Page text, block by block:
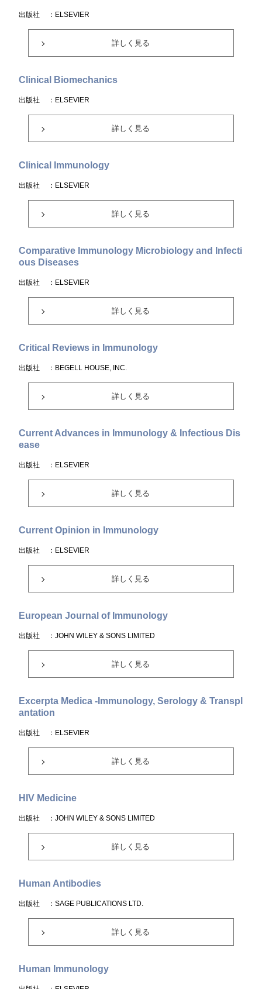
出版社 ：ELSEVIER
詳しく見る
Clinical Biomechanics
出版社 ：ELSEVIER
詳しく見る
Clinical Immunology
出版社 ：ELSEVIER
詳しく見る
Comparative Immunology Microbiology and Infecti
ous Diseases
出版社 ：ELSEVIER
詳しく見る
Critical Reviews in Immunology
出版社 ：BEGELL HOUSE, INC.
詳しく見る
Current Advances in Immunology & Infectious Dis
ease
出版社 ：ELSEVIER
詳しく見る
Current Opinion in Immunology
出版社 ：ELSEVIER
詳しく見る
European Journal of Immunology
出版社 ：JOHN WILEY & SONS LIMITED
詳しく見る
Excerpta Medica -Immunology, Serology & Transpl
antation
出版社 ：ELSEVIER
詳しく見る
HIV Medicine
出版社 ：JOHN WILEY & SONS LIMITED
詳しく見る
Human Antibodies
出版社 ：SAGE PUBLICATIONS LTD.
詳しく見る
Human Immunology